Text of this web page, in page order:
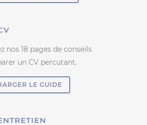
nos 18 pages de conseils
un CV percutant.
LE GUIDE